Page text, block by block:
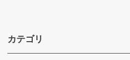
カテゴリ